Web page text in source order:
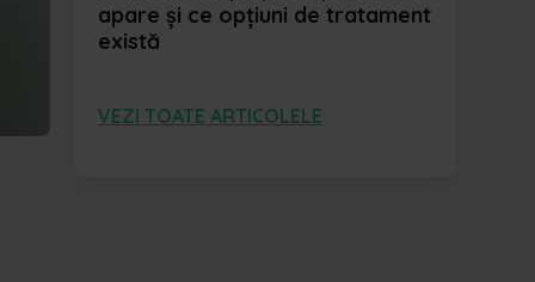
apare și ce opțiuni de tratament
există
VEZI TOATE ARTICOLELE